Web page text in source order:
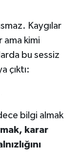
Kaygılar
ama kimi
bu sessiz
çıktı:
bilgi almak
karar